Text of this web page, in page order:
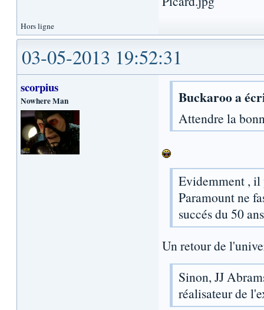
Hors ligne
03-05-2013 19:52:31
scorpius
Nowhere Man Buckaroo a
Attendre la
Evidemment , il
Paramount ne
succés du 50
Un retour de
Sinon, JJ
réalisateur de